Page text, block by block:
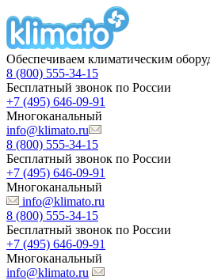
Обеспечиваем климатическим
8 (800) 555-34-15
Бесплатный звонок по России
+7 (495) 646-09-91
Многоканальный
info@klimato.ru
8 (800) 555-34-15
Бесплатный звонок по России
+7 (495) 646-09-91
Многоканальный
info@klimato.ru
8 (800) 555-34-15
Бесплатный звонок по России
+7 (495) 646-09-91
Многоканальный
info@klimato.ru